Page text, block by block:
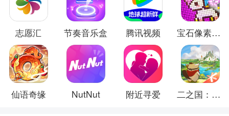
志愿汇 节奏音乐盒 腾讯视频 宝石像素涂色
仙语奇缘 NutNut 附近寻爱 二之国：交错世界